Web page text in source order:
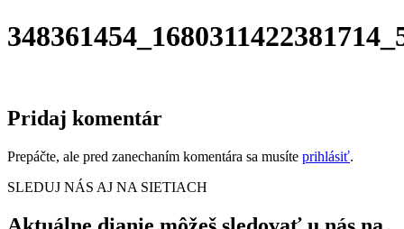
Pridaj komentár
Prepáčte, ale pred zanechaním komentára sa musíte prihlásiť.
SLEDUJ NÁS AJ NA SIETIACH